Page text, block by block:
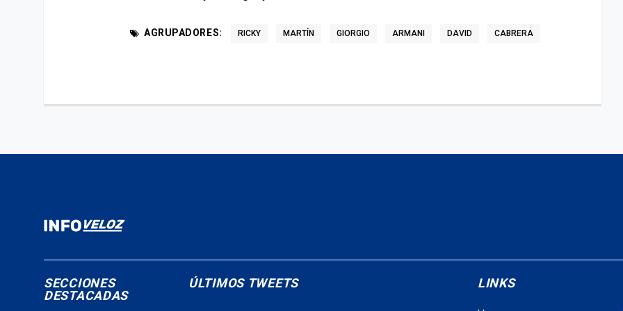
AGRUPADORES: RICKY MARTÍN GIORGIO ARMANI DAVID CABRERA
SECCIONES
DESTACADAS
ÚLTIMOS TWEETS LINKS